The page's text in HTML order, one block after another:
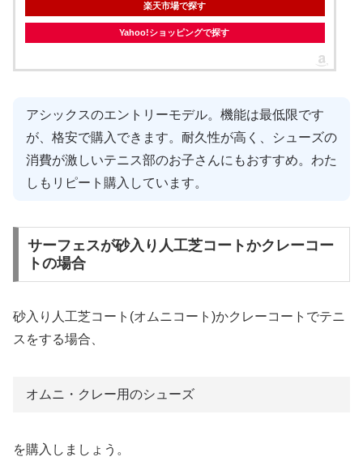
楽天市場で探す
Yahoo!ショッピングで探す
アシックスのエントリーモデル。機能は最低限です
が、格安で購入できます。耐久性が高く、シューズの
消費が激しいテニス部のお子さんにもおすすめ。わた
しもリピート購入しています。
サーフェスが砂入り人工芝コートかクレーコー
トの場合
砂入り人工芝コート(オムニコート)かクレーコートでテニ
スをする場合、
オムニ・クレー用のシューズ
を購入しましょう。